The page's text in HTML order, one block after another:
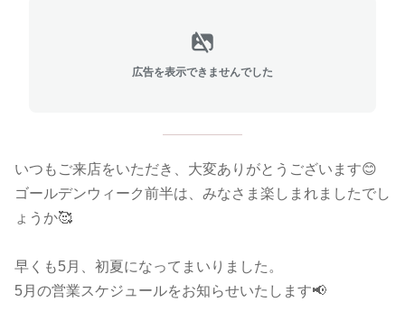
広告を表示できませんでした
いつもご来店をいただき、大変ありがとうございます😊
ゴールデンウィーク前半は、みなさま楽しまれましたでし
ょうか🥰
早くも5月、初夏になってまいりました。
5月の営業スケジュールをお知らせいたします📢